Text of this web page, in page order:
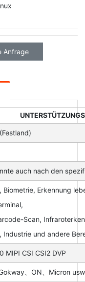
Anfrage
auch nach den
Biometrie, Erkennung
Scan,
Industrie und andere
MIPI CSI CSI2 DVP
、ON、Micron